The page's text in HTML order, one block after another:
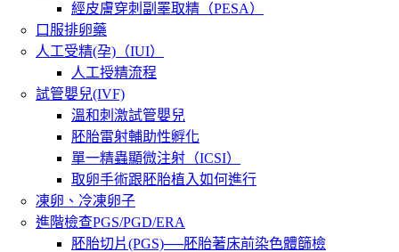
經皮膚穿刺副睪取精（PESA）
口服排卵藥
人工受精(孕)（IUI）
人工授精流程
試管嬰兒(IVF)
溫和刺激試管嬰兒
胚胎雷射輔助性孵化
單一精蟲顯微注射（ICSI）
取卵手術跟胚胎植入如何進行
凍卵、冷凍卵子
進階檢查PGS/PGD/ERA
胚胎切片(PGS)──胚胎著床前染色體篩檢